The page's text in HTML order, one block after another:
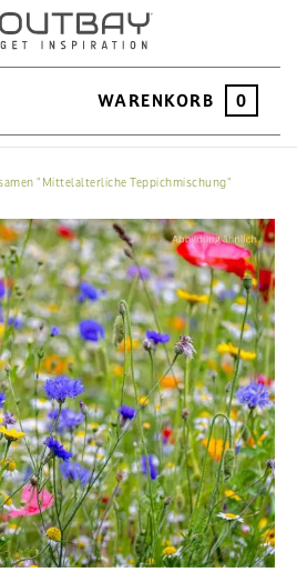
WARENKORB 0
"Mittelalterliche Teppichmischung"